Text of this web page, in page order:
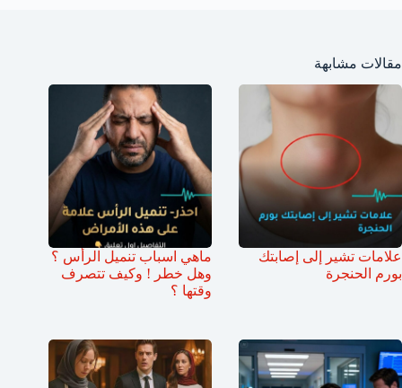
مقالات مشابهة
علامات تشير إلى إصابتك
بورم الحنجرة
ماهي اسباب تنميل الرأس ؟
وهل خطر ! وكيف تتصرف
وقتها ؟